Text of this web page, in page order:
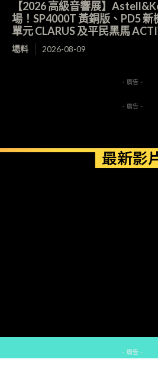
【2026 高級音響展】
場！SP4000T 黃銅版、PD5
單元 CLARUS 及平民黑馬
場料 2026-08-09
- 廣告 -
- 廣告 -
最新影
- 廣告 -